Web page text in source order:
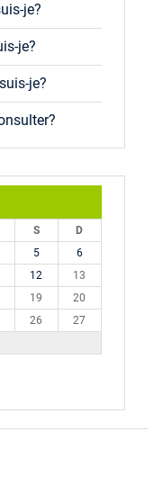
je?
je?
je?
S
D
5
6
12
13
19
20
26
27